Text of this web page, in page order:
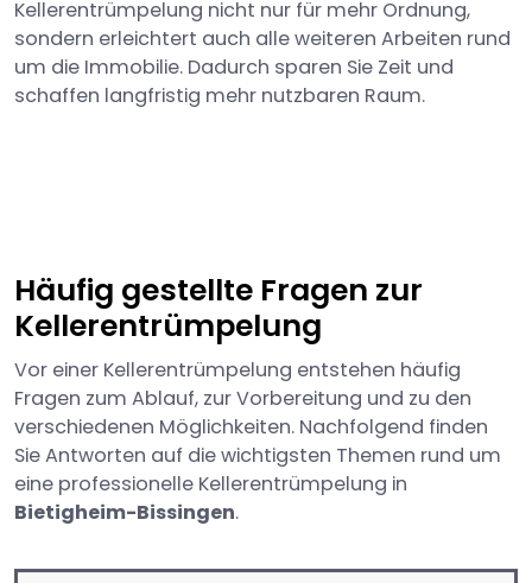
Kellerentrümpelung nicht nur für mehr Ordnung,
sondern erleichtert auch alle weiteren Arbeiten rund
um die Immobilie. Dadurch sparen Sie Zeit und
schaffen langfristig mehr nutzbaren Raum.
Häufig gestellte Fragen zur
Kellerentrümpelung
Vor einer Kellerentrümpelung entstehen häufig
Fragen zum Ablauf, zur Vorbereitung und zu den
verschiedenen Möglichkeiten. Nachfolgend finden
Sie Antworten auf die wichtigsten Themen rund um
eine professionelle Kellerentrümpelung in
Bietigheim-Bissingen.